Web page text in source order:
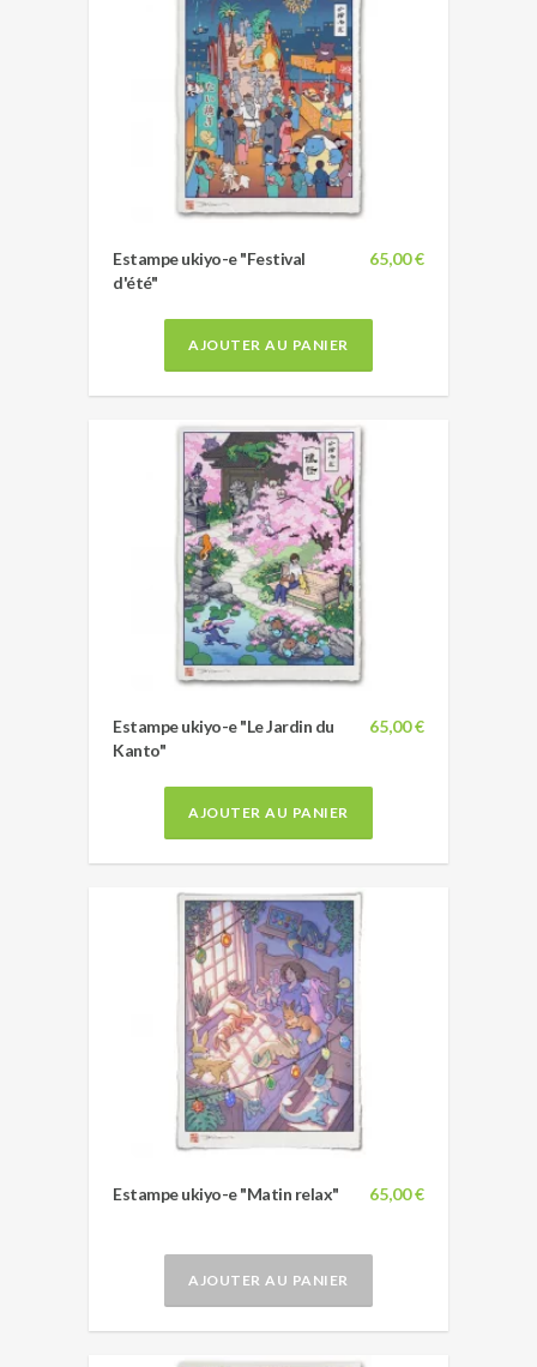
65,00 €
Estampe ukiyo-e "Festival
d'été"
AJOUTER AU PANIER
65,00 €
Estampe ukiyo-e "Le Jardin du
Kanto"
AJOUTER AU PANIER
65,00 €
Estampe ukiyo-e "Matin relax"
AJOUTER AU PANIER